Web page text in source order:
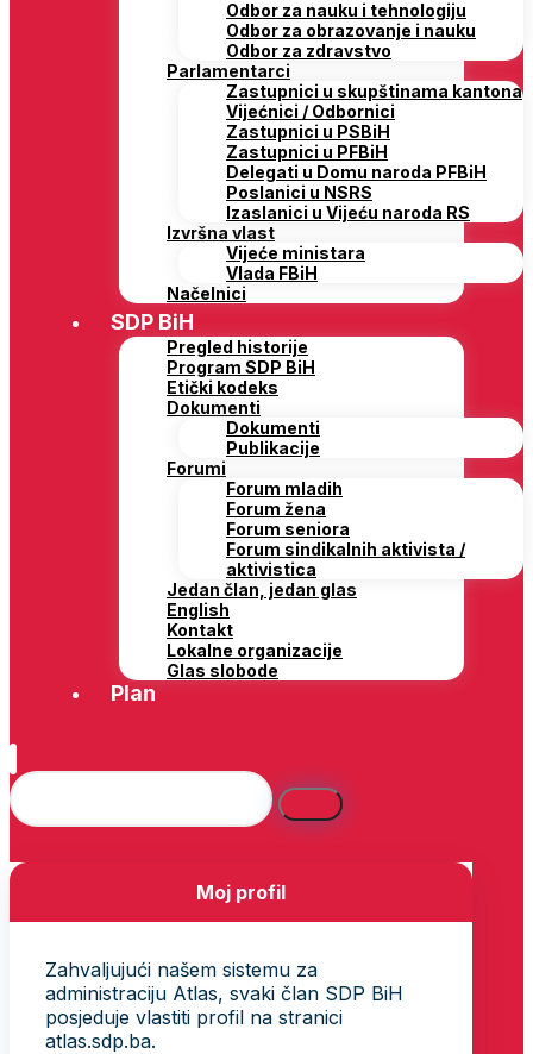
Odbor za nauku i tehnologiju
Odbor za obrazovanje i nauku
Odbor za zdravstvo
Parlamentarci
Zastupnici u skupštinama kantona
Vijećnici / Odbornici
Zastupnici u PSBiH
Zastupnici u PFBiH
Delegati u Domu naroda PFBiH
Poslanici u NSRS
Izaslanici u Vijeću naroda RS
Izvršna vlast
Vijeće ministara
Vlada FBiH
Načelnici
SDP BiH
Pregled historije
Program SDP BiH
Etički kodeks
Dokumenti
Dokumenti
Publikacije
Forumi
Forum mladih
Forum žena
Forum seniora
Forum sindikalnih aktivista /
aktivistica
Jedan član, jedan glas
English
Kontakt
Lokalne organizacije
Glas slobode
Plan
Moj profil
Zahvaljujući našem sistemu za
administraciju Atlas, svaki član SDP BiH
posjeduje vlastiti profil na stranici
atlas.sdp.ba.